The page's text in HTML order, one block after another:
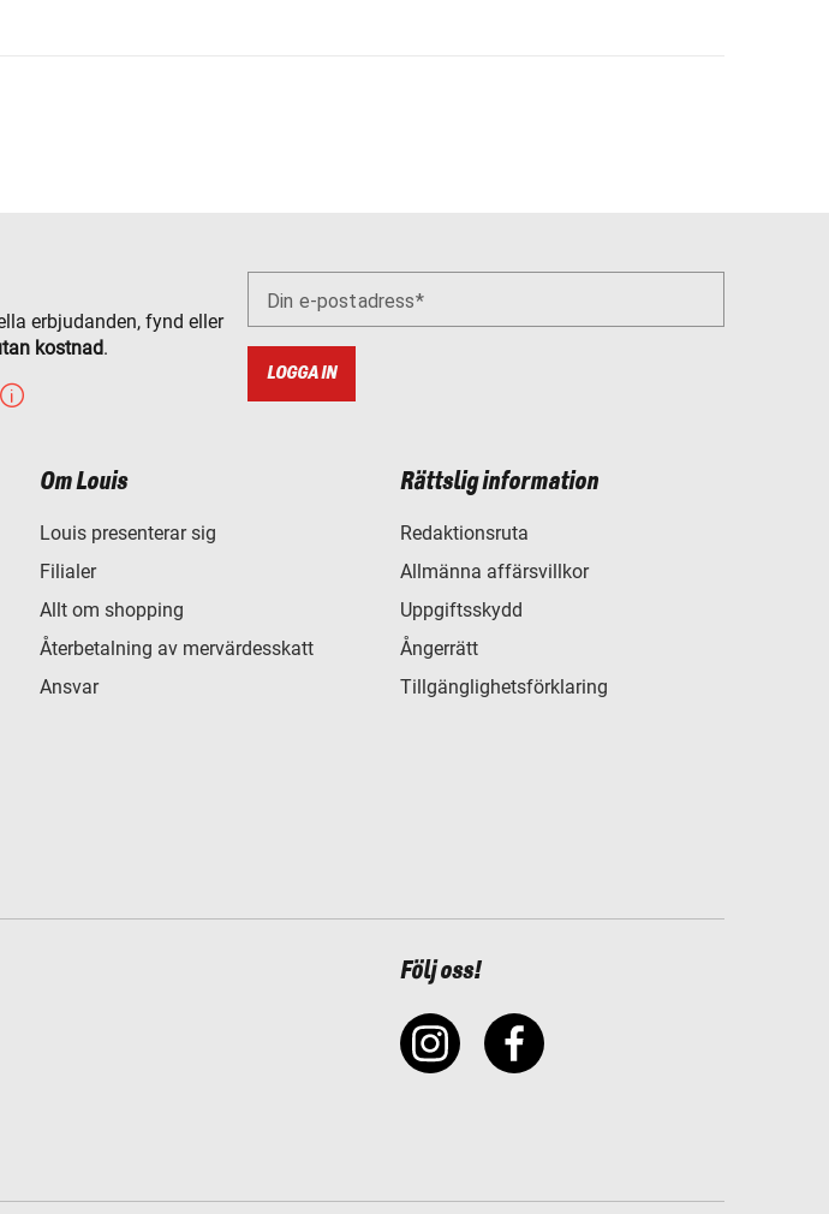
erbjudanden, fynd eller
kostnad.
Din e-postadress
LOGGA IN
Om Louis
Louis presenterar sig
Filialer
Allt om shopping
Återbetalning av mervärdesskatt
Ansvar
Rättslig information
Redaktionsruta
Allmänna affärsvillkor
Uppgiftsskydd
Ångerrätt
Tillgänglighetsförklaring
Följ oss!